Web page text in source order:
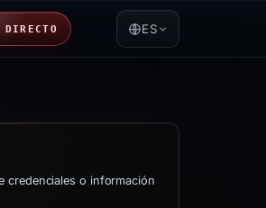
DIRECTO ES
credenciales o información